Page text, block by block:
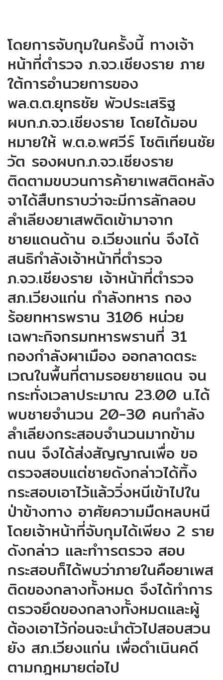
โดยการจับกุมในครั้งนี้ ทางเจ้า
หน้าที่ตำรวจ ภ.จว.เชียงราย ภาย
ใต้การอำนวยการของ
พล.ต.ต.ยุทธชัย พัวประเสริฐ
ผบก.ภ.จว.เชียงราย โดยได้มอบ
หมายให้ พ.ต.อ.พศวีร์ โชติเทียนชัย
วัต รองผบก.ภ.จว.เชียงราย
ติดตามขบวนการค้ายาเพสติดหลัง
จาได้สืบทราบว่าจะมีการลักลอบ
ลำเลียงยาเสพติดเข้ามาจาก
ชายแดนด้าน อ.เวียงแก่น จึงได้
สนธิกำลังเจ้าหน้าที่ตำรวจ
ภ.จว.เชียงราย เจ้าหน้าที่ตำรวจ
สภ.เวียงแก่น กำลังทหาร กอง
ร้อยทหารพราน 3106 หน่วย
เฉพาะกิจกรมทหารพรานที่ 31
กองกำลังผาเมือง ออกลาดตระ
เวณในพื้นที่ตามรอยชายแดน จน
กระทั่งเวลาประมาณ 23.00 น.ได้
พบชายจำนวน 20-30 คนกำลัง
ลำเลียงกระสอบจำนวนมากข้าม
ถนน จึงได้ส่งสัญญาณเพื่อ ขอ
ตรวจสอบแต่ชายดังกล่าวได้ทิ้ง
กระสอบเอาไว้แล้ววิ่งหนีเข้าไปใน
ป่าข้างทาง อาศัยความมืดหลบหนี
โดยเจ้าหน้าที่จับกุมได้เพียง 2 ราย
ดังกล่าว และทำารตรวจ สอบ
กระสอบก็ได้พบว่าภายในคือยาเพส
ติดของกลางทั้งหมด จึงได้ทำการ
ตรวจยึดของกลางทั้งหมดและผู้
ต้องเอาไว้ก่อนจะนำตัวไปสอบสวน
ยัง สภ.เวียงแก่น เพื่อดำเนินคดี
ตามกฎหมายต่อไป